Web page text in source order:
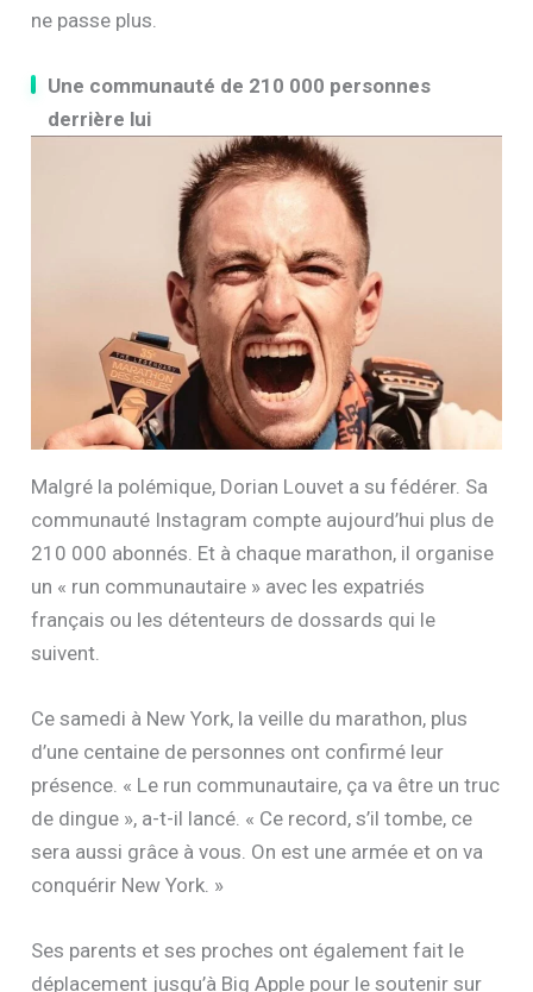
ne passe plus.
Une communauté de 210 000 personnes
derrière lui
Malgré la polémique, Dorian Louvet a su fédérer. Sa
communauté Instagram compte aujourd’hui plus de
210 000 abonnés. Et à chaque marathon, il organise
un « run communautaire » avec les expatriés
français ou les détenteurs de dossards qui le
suivent.
Ce samedi à New York, la veille du marathon, plus
d’une centaine de personnes ont confirmé leur
présence. « Le run communautaire, ça va être un truc
de dingue », a-t-il lancé. « Ce record, s’il tombe, ce
sera aussi grâce à vous. On est une armée et on va
conquérir New York. »
Ses parents et ses proches ont également fait le
déplacement jusqu’à Big Apple pour le soutenir sur